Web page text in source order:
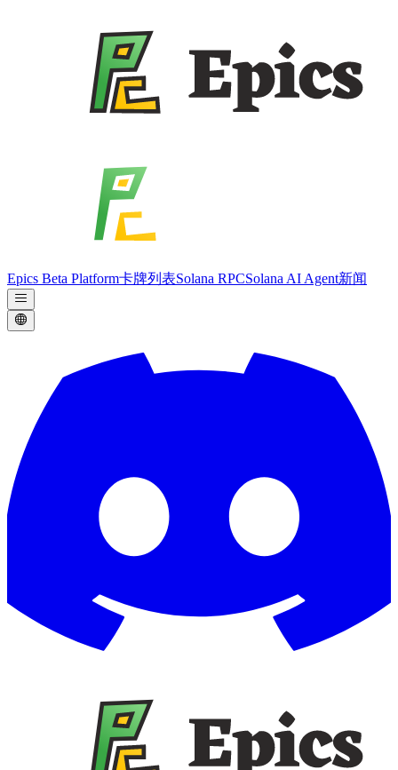
Epics Beta Platform卡牌列表Solana RPCSolana AI Agent新闻